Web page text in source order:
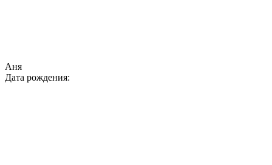
Аня
Дата рождения: